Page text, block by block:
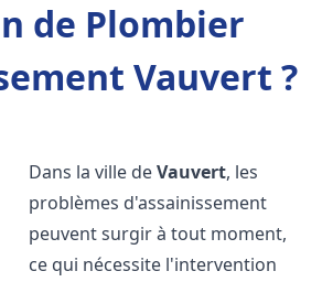
de Plombier
Vauvert ?
Dans la ville deVauvert, les
problèmes d'assainissement
peuvent surgir à tout moment,
ce qui nécessite l'intervention